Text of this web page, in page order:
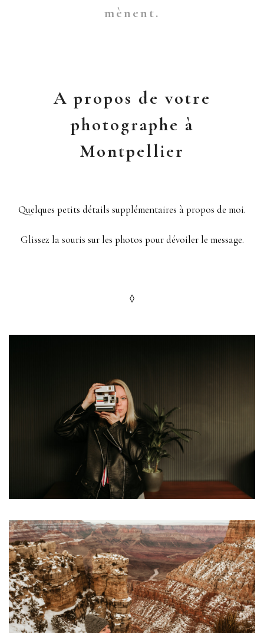
mènent.
A propos de votre
photographe à
Montpellier
Quelques petits détails supplémentaires à propos de moi.
Glissez la souris sur les photos pour dévoiler le message.
◊